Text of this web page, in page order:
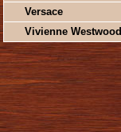
Versace
Vivienne Westwood